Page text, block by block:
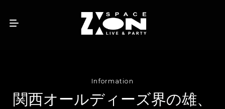
Information
関西オールディーズ界の雄、